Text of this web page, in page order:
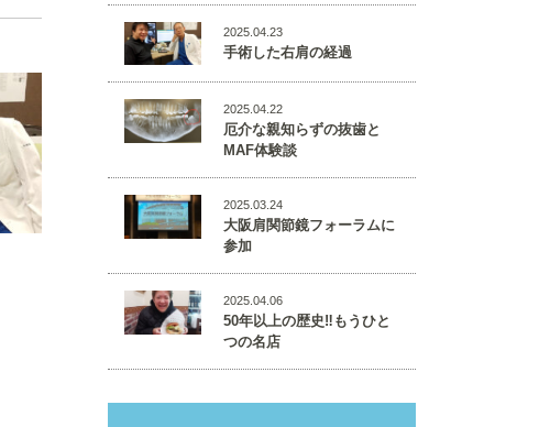
2025.04.23
手術した右肩の経過
2025.04.22
厄介な親知らずの抜歯と
MAF体験談
2025.03.24
大阪肩関節鏡フォーラムに
参加
2025.04.06
50年以上の歴史‼️もうひと
つの名店